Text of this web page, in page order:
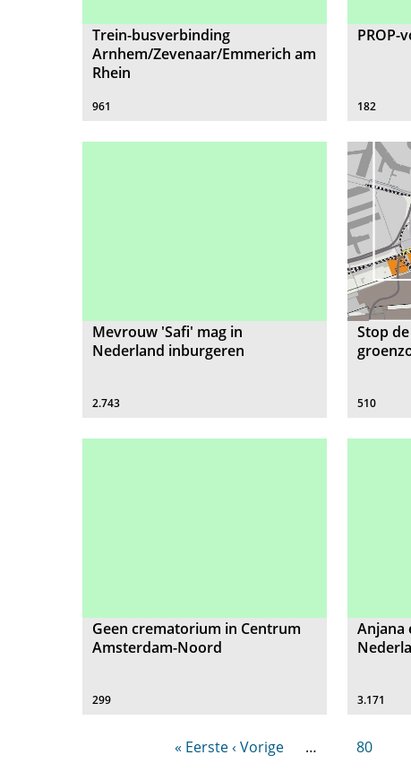
Trein-busverbinding
Arnhem/Zevenaar/Emmerich am
Rhein
961
PROP-
182
Mevrouw 'Safi' mag in
Nederland inburgeren
2.743
Stop
510
Geen crematorium in Centrum
Amsterdam-Noord
299
Anjana
3.171
« Eerste‹ Vorige … 80